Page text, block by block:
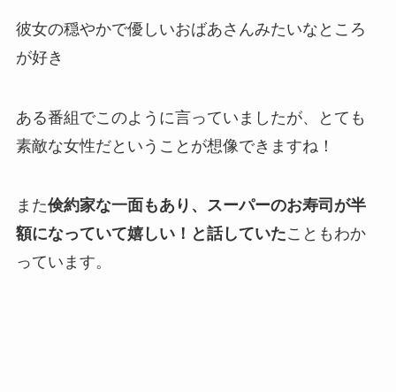
彼女の穏やかで優しいおばあさんみたいなところ
が好き
ある番組でこのように言っていましたが、とても
素敵な女性だということが想像できますね！
また倹約家な一面もあり、スーパーのお寿司が半
額になっていて嬉しい！と話していたこともわか
っています。